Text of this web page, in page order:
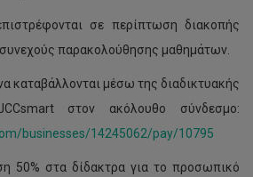
σε περίπτωση διακοπής
παρακολούθησης μαθημάτων.
καταβάλλονται μέσω της διαδικτυακής
στον ακόλουθο σύνδεσμο:
businesses/14245062/pay/10795
50% στα δίδακτρα για το προσωπικό